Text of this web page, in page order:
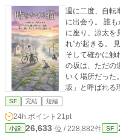
週に二度、自転
に出会う。 誰
に座り、涼太を
れ”が起きる。
そして確かに触
の坂は、ただの
いく場所だった
坂」と呼ばれ
SF 完結 短編
24h.ポイント 21pt
小説 26,633 位 / 228,882件 SF